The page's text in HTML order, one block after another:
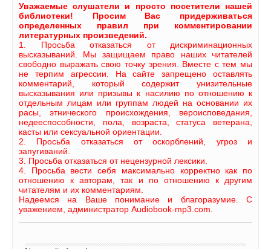
Уважаемые слушатели и просто посетители нашей
библиотеки! Просим Вас придерживаться
определенных правил при комментировании
литературных произведений.
1. Просьба отказаться от дискриминационных
высказываний. Мы защищаем право наших читателей
свободно выражать свою точку зрения. Вместе с тем мы
не терпим агрессии. На сайте запрещено оставлять
комментарий, который содержит унизительные
высказывания или призывы к насилию по отношению к
отдельным лицам или группам людей на основании их
расы, этнического происхождения, вероисповедания,
недееспособности, пола, возраста, статуса ветерана,
касты или сексуальной ориентации.
2. Просьба отказаться от оскорблений, угроз и
запугиваний.
3. Просьба отказаться от нецензурной лексики.
4. Просьба вести себя максимально корректно как по
отношению к авторам, так и по отношению к другим
читателям и их комментариям.
Надеемся на Ваше понимание и благоразумие. С
уважением, администратор Audiobook-mp3.com.